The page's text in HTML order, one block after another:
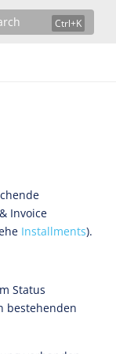
Invoice
Installments).
Status
bestehenden